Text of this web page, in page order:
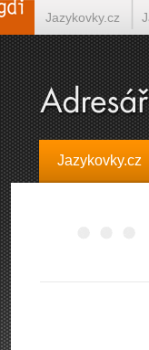
Jazykovky.cz
Jazykovky.cz
Španělština on-